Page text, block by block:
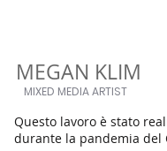
MEGAN KLIM
MIXED MEDIA ARTIST
Questo lavoro è stato
durante la pandemia del